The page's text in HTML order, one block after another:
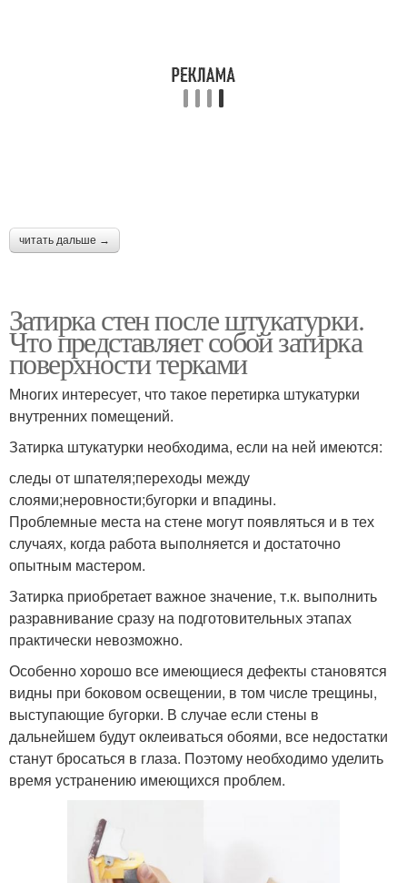
читать дальше →
Затирка стен после штукатурки.
Что представляет собой затирка
поверхности терками
Многих интересует, что такое перетирка штукатурки
внутренних помещений.
Затирка штукатурки необходима, если на ней имеются:
следы от шпателя;переходы между
слоями;неровности;бугорки и впадины.
Проблемные места на стене могут появляться и в тех
случаях, когда работа выполняется и достаточно
опытным мастером.
Затирка приобретает важное значение, т.к. выполнить
разравнивание сразу на подготовительных этапах
практически невозможно.
Особенно хорошо все имеющиеся дефекты становятся
видны при боковом освещении, в том числе трещины,
выступающие бугорки. В случае если стены в
дальнейшем будут оклеиваться обоями, все недостатки
станут бросаться в глаза. Поэтому необходимо уделить
время устранению имеющихся проблем.